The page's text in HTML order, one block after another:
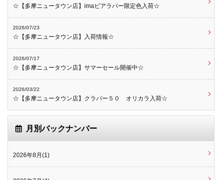
☆【多摩ニュータウン店】imaビアラバー限定色入荷☆
2026/07/23
☆【多摩ニュータウン店】入荷情報☆
2026/07/17
☆【多摩ニュータウン店】サマーセール開催中☆
2026/03/22
☆【多摩ニュータウン店】クラバー５０ オリカラ入荷☆
月別バックナンバー
2026年8月(1)